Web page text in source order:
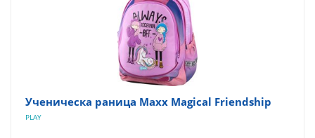
Ученическа раница Maxx Magical Friendship
PLAY